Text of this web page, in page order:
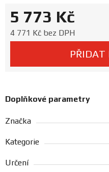
a
katalogy
5 773 Kč
4 771 Kč bez DPH
PŘIDAT
Doplňkové parametry
Značka
Kategorie
Určení